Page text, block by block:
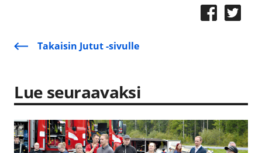
Takaisin Jutut -sivulle
Lue seuraavaksi